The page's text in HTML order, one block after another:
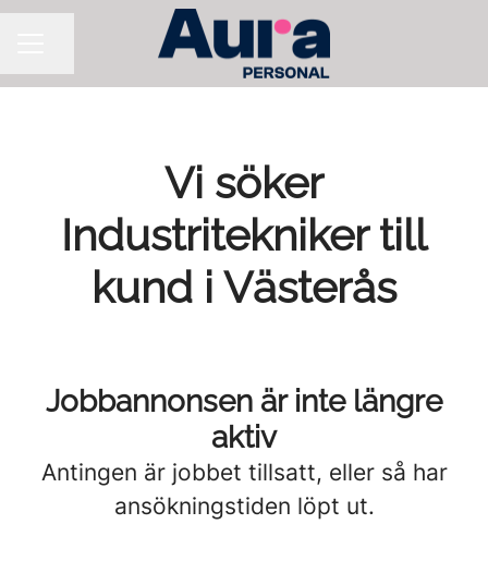
Vi söker
Industritekniker till
kund i Västerås
Jobbannonsen är inte längre
aktiv
Antingen är jobbet tillsatt, eller så har
ansökningstiden löpt ut.